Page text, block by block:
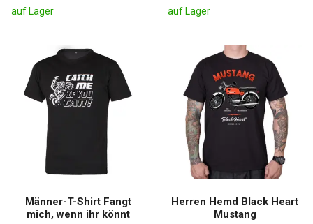
auf Lager auf Lager
Männer-T-Shirt Fangt
mich, wenn ihr könnt
Herren Hemd Black Heart
Mustang